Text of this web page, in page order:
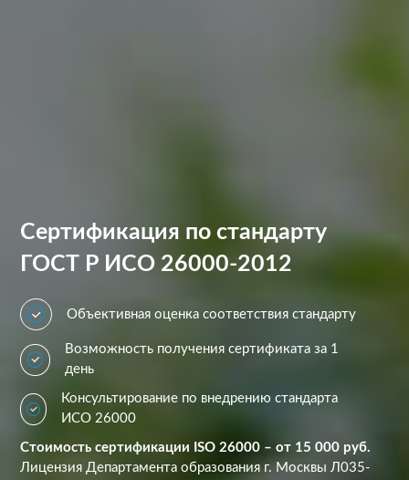
Сертификация по стандарту
ГОСТ Р ИСО 26000-2012
Объективная оценка соответствия стандарту
Возможность получения сертификата за 1
день
Консультирование по внедрению стандарта
ИСО 26000
Стоимость сертификации ISO 26000 – от 15 000 руб.
Лицензия Департамента образования г. Москвы Л035-